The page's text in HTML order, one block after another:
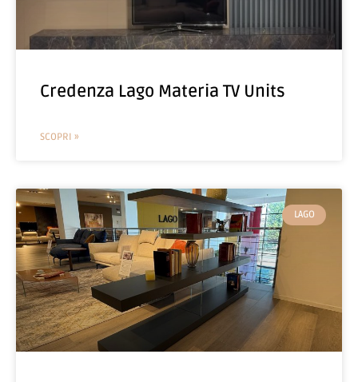
Credenza Lago Materia TV Units
SCOPRI »
LAGO